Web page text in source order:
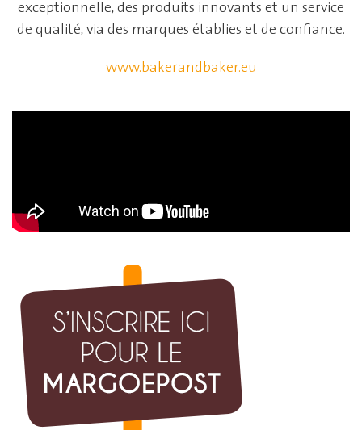
exceptionnelle, des produits innovants et un service
de qualité, via des marques établies et de confiance.
www.bakerandbaker.eu